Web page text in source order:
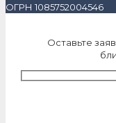
ОГРН 1085752004546
Оставьте